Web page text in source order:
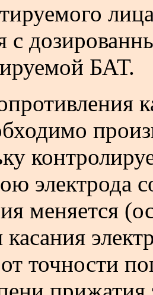
с
БАТ.
электрода
меняется
точности